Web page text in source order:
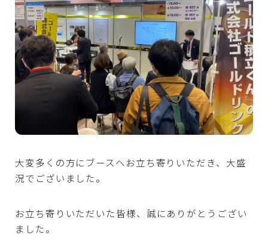
大変多くの方にブースへお立ち寄りいただき、大盛
況でございました。
お立ち寄りいただいた皆様、誠にありがとうござい
ました。